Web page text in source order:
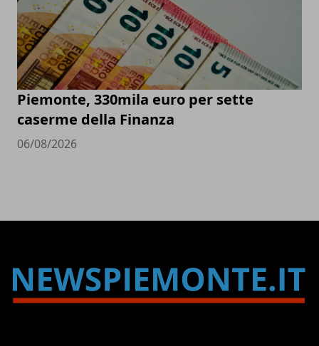
Piemonte, 330mila euro per sette
caserme della Finanza
06/08/2026